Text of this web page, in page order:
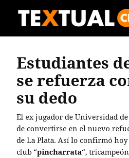
Estudiantes
se refuerza
su dedo
El ex jugador de Universidad
de convertirse en el nuevo
de La Plata. Así lo confirmó
club “pincharrata“,